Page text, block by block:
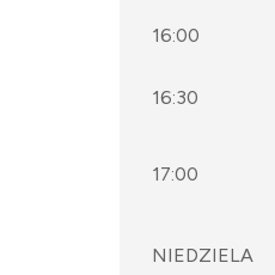
16:00
16:30
17:00
NIEDZIELA